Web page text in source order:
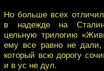
Но больше всех
в надежде на
цельную трилогию
ему все равно не
который всю дорогу
и в ус не дул.